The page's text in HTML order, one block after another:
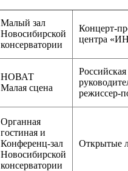
Малый зал
Новосибирской
консерватории
Концерт-
центра
НОВАТ
Малая сцена
режиссер-
Органная
гостиная и
Конференц-зал
Новосибирской
консерватории
Открытые